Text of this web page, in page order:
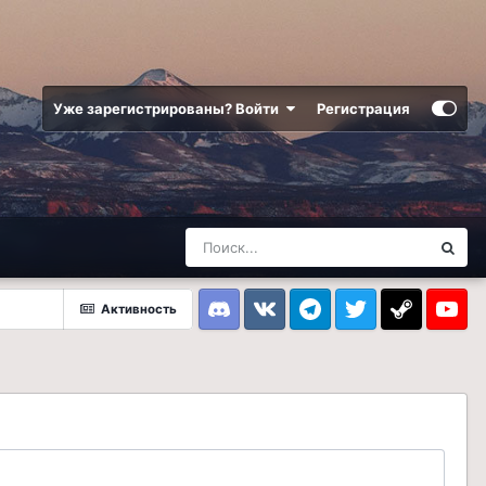
Уже зарегистрированы? Войти Регистрация
Активность
DiscordVK TelegramTwitter Steam